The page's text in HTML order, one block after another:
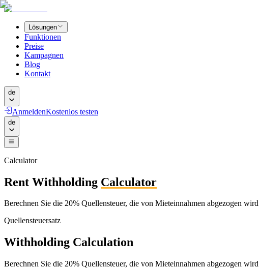
Lösungen
Funktionen
Preise
Kampagnen
Blog
Kontakt
de
AnmeldenKostenlos testen
de
Calculator
Rent Withholding Calculator
Berechnen Sie die 20% Quellensteuer, die von Mieteinnahmen abgezogen wird
Quellensteuersatz
Withholding Calculation
Berechnen Sie die 20% Quellensteuer, die von Mieteinnahmen abgezogen wird